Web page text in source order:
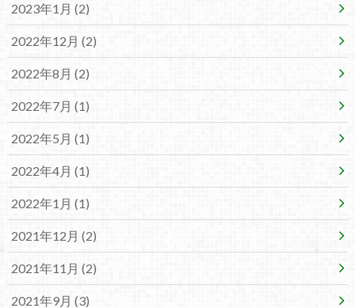
2023年1月 (2)
2022年12月 (2)
2022年8月 (2)
2022年7月 (1)
2022年5月 (1)
2022年4月 (1)
2022年1月 (1)
2021年12月 (2)
2021年11月 (2)
2021年9月 (3)